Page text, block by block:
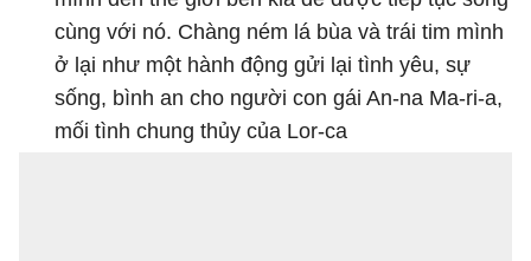
cùng với nó. Chàng ném lá bùa và trái tim mình
ở lại như một hành động gửi lại tình yêu, sự
sống, bình an cho người con gái An-na Ma-ri-a,
mối tình chung thủy của Lor-ca